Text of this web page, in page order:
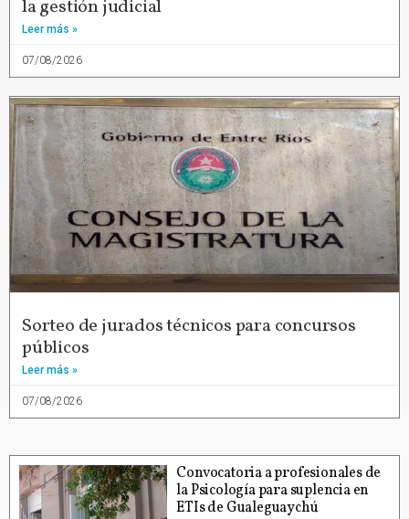
la gestión judicial
Leer más »
07/08/2026
Sorteo de jurados técnicos para concursos
públicos
Leer más »
07/08/2026
Convocatoria a profesionales de
la Psicología para suplencia en
ETIs de Gualeguaychú